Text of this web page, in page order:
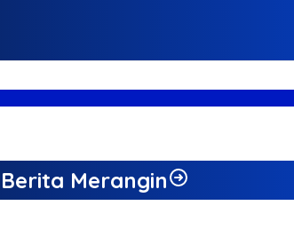
Berita Merangin